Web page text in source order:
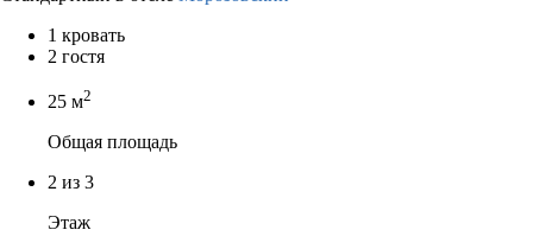
1 кровать
2 гостя
25 м2
Общая площадь
2 из 3
Этаж